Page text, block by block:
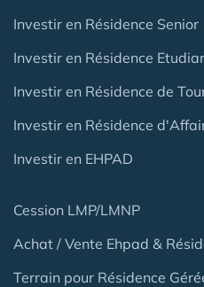
Investir en Résidence Senior
Investir en Résidence
Investir en Résidence de
Investir en Résidence
Investir en EHPAD
Cession LMP/LMNP
Achat / Vente Ehpad &
Terrain pour Résidence